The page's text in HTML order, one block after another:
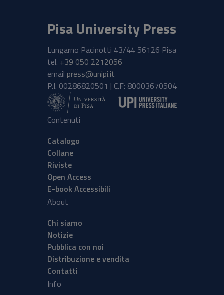
Pisa University Press
Lungarno Pacinotti 43/44 56126 Pisa
tel. +39 050 2212056
email press@unipi.it
P.I. 00286820501 | C.F: 80003670504
Contenuti
Catalogo
Collane
Riviste
Open Access
E-book Accessibili
About
Chi siamo
Notizie
Pubblica con noi
Distribuzione e vendita
Contatti
Info